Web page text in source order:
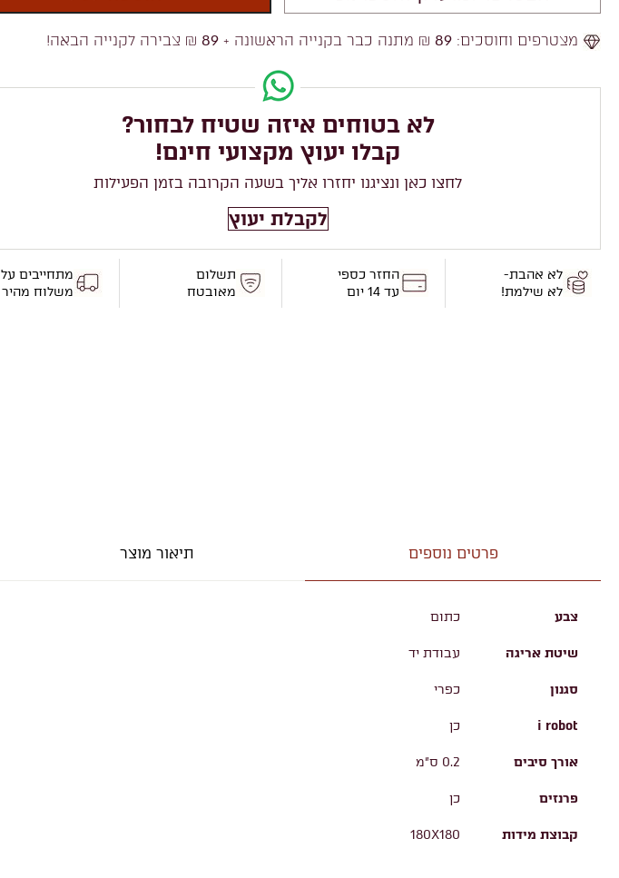
מצטרפים וחוסכים: 89 ₪ מתנה כבר בקנייה הראשונה + 89 ₪ צבירה לקנייה הבאה!
לא בטוחים איזה שטיח לבחור?
קבלו יעוץ מקצועי חינם!
לחצו כאן ונציגנו יחזרו אליך בשעה הקרובה בזמן הפעילות
לקבלת יעוץ
לא אהבת-
לא שילמת!
החזר כספי
עד 14 יום
תשלום
מאובטח
מתחייבים על
משלוח מהיר
פרטים נוספים תיאור מוצר
צבע כתום
שיטת אריגה עבודת יד
סגנון כפרי
i robot כן
אורך סיבים 0.2 ס"מ
פרנזים כן
קבוצת מידות 180X180